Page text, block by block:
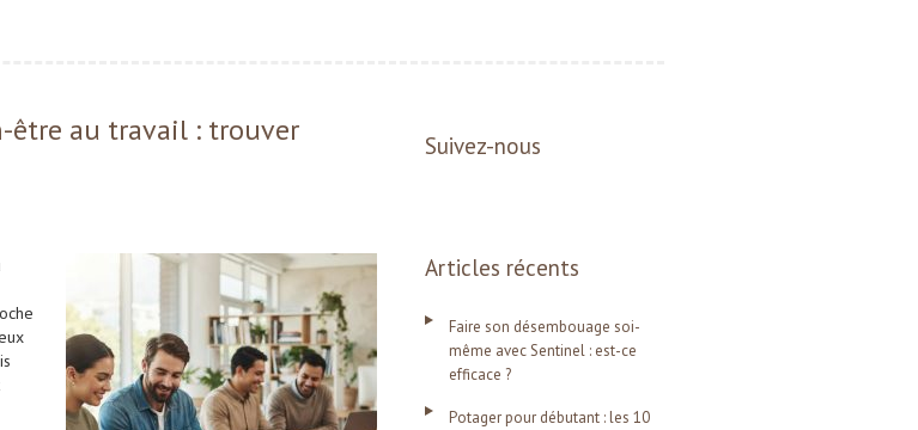
être au travail : trouver
Suivez-nous
Articles récents
Faire son désembouage soi-
même avec Sentinel : est-ce
efficace ?
Potager pour débutant : les 10